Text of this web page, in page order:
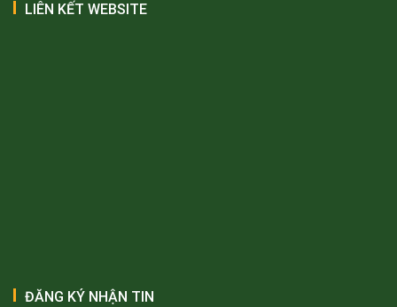
LIÊN KẾT WEBSITE
ĐĂNG KÝ NHẬN TIN